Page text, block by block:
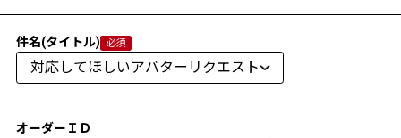
件名(タイトル)
オーダーＩＤ